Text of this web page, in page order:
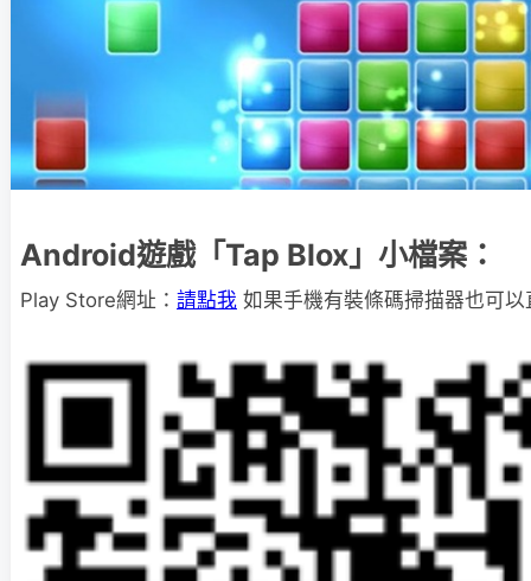
Android遊戲「Tap Blox」小檔案：
Play Store網址： 請點我 如果手機有裝條碼掃描器也可